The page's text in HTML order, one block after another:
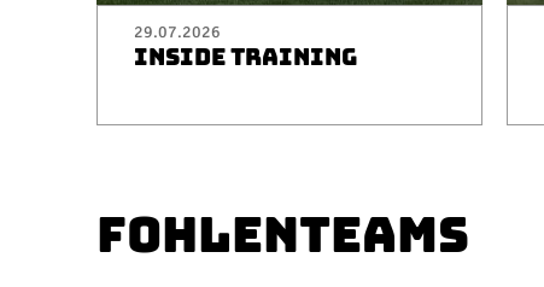
29.07.2026
INSIDE TRAINING
FOHLENTEAMS